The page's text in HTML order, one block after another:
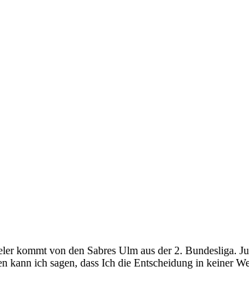
kommt von den Sabres Ulm aus der 2. Bundesliga.
kann ich sagen, dass Ich die Entscheidung in keiner